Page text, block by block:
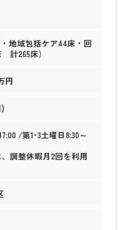
地域包括ケア44床・回
計265床）
円
/第1･3土曜日8:30～
調整休暇月2回を利用